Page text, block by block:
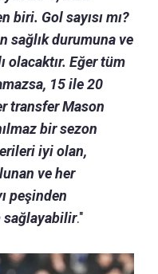
biri. Gol sayısı mı?
sağlık durumuna ve
olacaktır. Eğer tüm
15 ile 20
transfer Mason
bir sezon
iyi olan,
ve her
peşinden
sağlayabilir."